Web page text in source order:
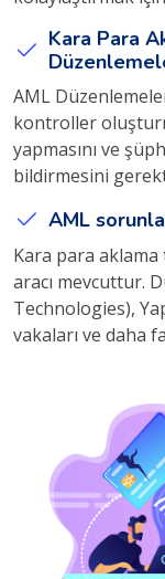
Kara Para
AML
kontroller
yapmasını ve
bildirmesini
AML
Kara para aklama
aracı mevcuttur.
Technologies),
vakaları ve daha